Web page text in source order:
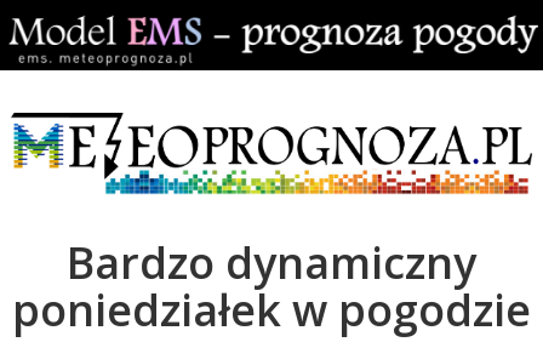
Bardzo dynamiczny
poniedziałek w pogodzie